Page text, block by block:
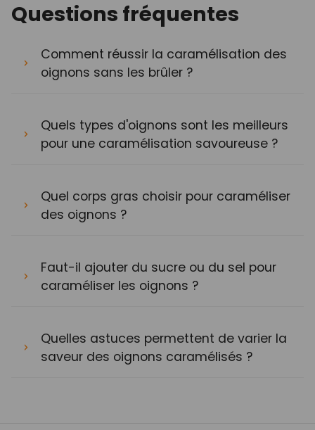
Questions fréquentes
Comment réussir la caramélisation des
oignons sans les brûler ?
Quels types d'oignons sont les meilleurs
pour une caramélisation savoureuse ?
Quel corps gras choisir pour caraméliser
des oignons ?
Faut-il ajouter du sucre ou du sel pour
caraméliser les oignons ?
Quelles astuces permettent de varier la
saveur des oignons caramélisés ?